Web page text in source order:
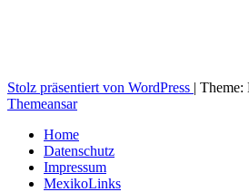
Stolz präsentiert von WordPress | Theme:
Themeansar
Home
Datenschutz
Impressum
MexikoLinks